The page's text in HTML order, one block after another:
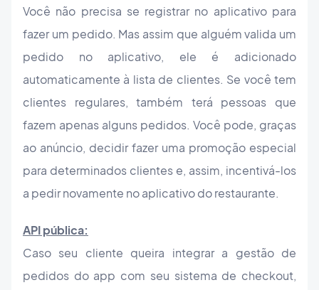
Você não precisa se registrar no aplicativo para
fazer um pedido. Mas assim que alguém valida um
pedido no aplicativo, ele é adicionado
automaticamente à lista de clientes. Se você tem
clientes regulares, também terá pessoas que
fazem apenas alguns pedidos. Você pode, graças
ao anúncio, decidir fazer uma promoção especial
para determinados clientes e, assim, incentivá-los
a pedir novamente no aplicativo do restaurante.
API pública:
Caso seu cliente queira integrar a gestão de
pedidos do app com seu sistema de checkout,